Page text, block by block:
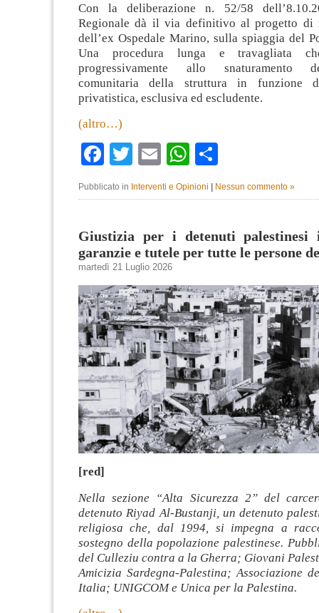
Con la deliberazione n. 52/58
Regionale dà il via definitivo al progetto di
dell’ex Ospedale Marino, sulla spiaggia del
Una procedura lunga e travagliata
progressivamente allo snaturamento
comunitaria della struttura in funzione
privatistica, esclusiva ed escludente.
(altro…)
Facebook
TwitterEmailWhatsApp
Pubblicato in Interventi e Opinioni Nessun commento »
Giustizia per i detenuti palestinesi
garanzie e tutele per tutte le persone
martedì 21 Luglio 2026
[red]
Nella sezione “Alta Sicurezza 2” del
detenuto Riyad Al-Bustanji, un detenuto
religiosa che, dal 1994, si impegna a
sostegno della popolazione palestinese.
del Culleziu contra a la Gherra; Giovani
Amicizia Sardegna-Palestina; Associazione
Italia; UNIGCOM e Unica per la Palestina.